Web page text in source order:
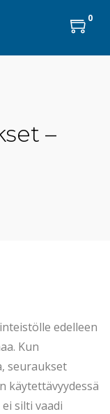
0
–
edelleen
Kun
seuraukset
käytettävyydessä
silti vaadi